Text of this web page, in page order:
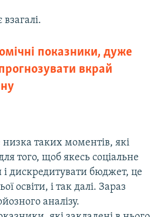
показники, дуже
вкрай
низка таких моментів, які
того, щоб якесь соціальне
дискредитувати бюджет, це
освіти, і так далі. Зараз
аналізу.